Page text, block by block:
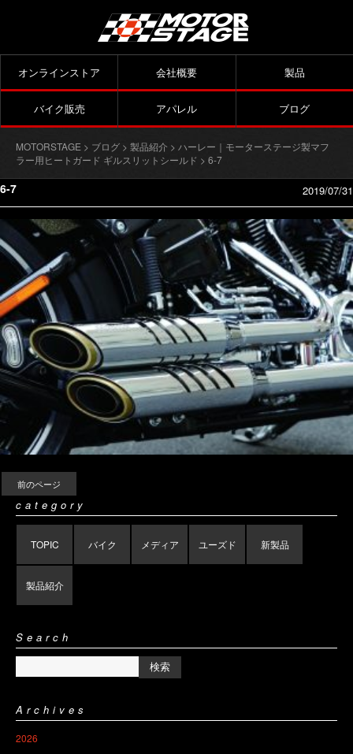
オンラインストア 会社概要 製品
バイク販売 アパレル ブログ
MOTORSTAGE > ブログ > 製品紹介 > ハーレー｜モーターステージ製マフ
ラー用ヒートガード ギルスリットシールド > 6-7
6-7 2019/07/31
前のページ
category
TOPIC バイク メディア ユーズド 新製品
製品紹介
Search
Archives
2026